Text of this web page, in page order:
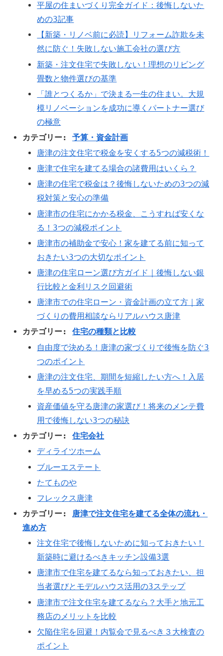
平屋の住まいづくり完全ガイド：後悔しないた
めの3記事
【新築・リノベ前に必読】リフォーム詐欺を未
然に防ぐ！失敗しない施工会社の選び方
新築・注文住宅で失敗しない！理想のリビング
畳数と物件選びの基準
「誰とつくるか」で決まる一生の住まい。大規
模リノベーションを成功に導くパートナー選び
の極意
カテゴリー:予算・資金計画
唐津の注文住宅で税金を安くする5つの減税術！
唐津で住宅を建てる場合の諸費用はいくら？
唐津の住宅で税金は？後悔しないための3つの減
税対策と安心の準備
唐津市の住宅にかかる税金、こうすれば安くな
る！3つの減税ポイント
唐津市の補助金で安心！家を建てる前に知って
おきたい3つの大切なポイント
唐津の住宅ローン選び方ガイド｜後悔しない銀
行比較と金利リスク回避術
唐津市での住宅ローン・資金計画の立て方｜家
づくりの費用相談ならリアルハウス唐津
カテゴリー:住宅の種類と比較
自由度で決める！唐津の家づくりで後悔を防ぐ3
つのポイント
唐津の注文住宅、期間を短縮したい方へ！入居
を早める5つの実践手順
資産価値を守る唐津の家選び！将来のメンテ費
用で後悔しない3つの秘訣
カテゴリー:住宅会社
ディライツホーム
ブルーエステート
たてものや
フレックス唐津
カテゴリー: 唐津で注文住宅を建てる全体の流れ・
進め方
注文住宅で後悔しないために知っておきたい！
新築時に避けるべきキッチン設備3選
唐津市で住宅を建てるなら知っておきたい、担
当者選びとモデルハウス活用の3ステップ
唐津市で注文住宅を建てるなら？大手と地元工
務店のメリットを比較
欠陥住宅を回避！内覧会で見るべき３大検査の
ポイント